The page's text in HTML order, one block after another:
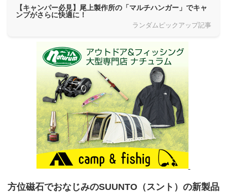
【キャンパー必見】尾上製作所の「マルチハンガー」でキャ
ンプがさらに快適に！
ランダムピックアップ記事
方位磁石でおなじみのSUUNTO（スント）の新製品